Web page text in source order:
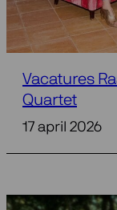
Vacatures
Quartet
17 april 2026